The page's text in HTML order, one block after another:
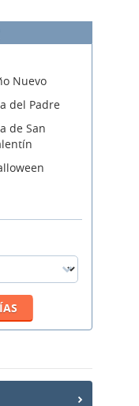
Nuevo
del Padre
de San